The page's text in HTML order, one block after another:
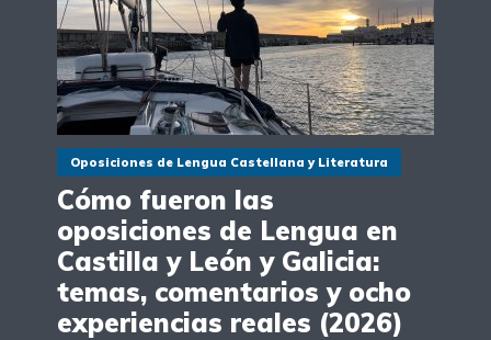
Oposiciones de Lengua Castellana y Literatura
Cómo fueron las
oposiciones de Lengua en
Castilla y León y Galicia:
temas, comentarios y ocho
experiencias reales (2026)